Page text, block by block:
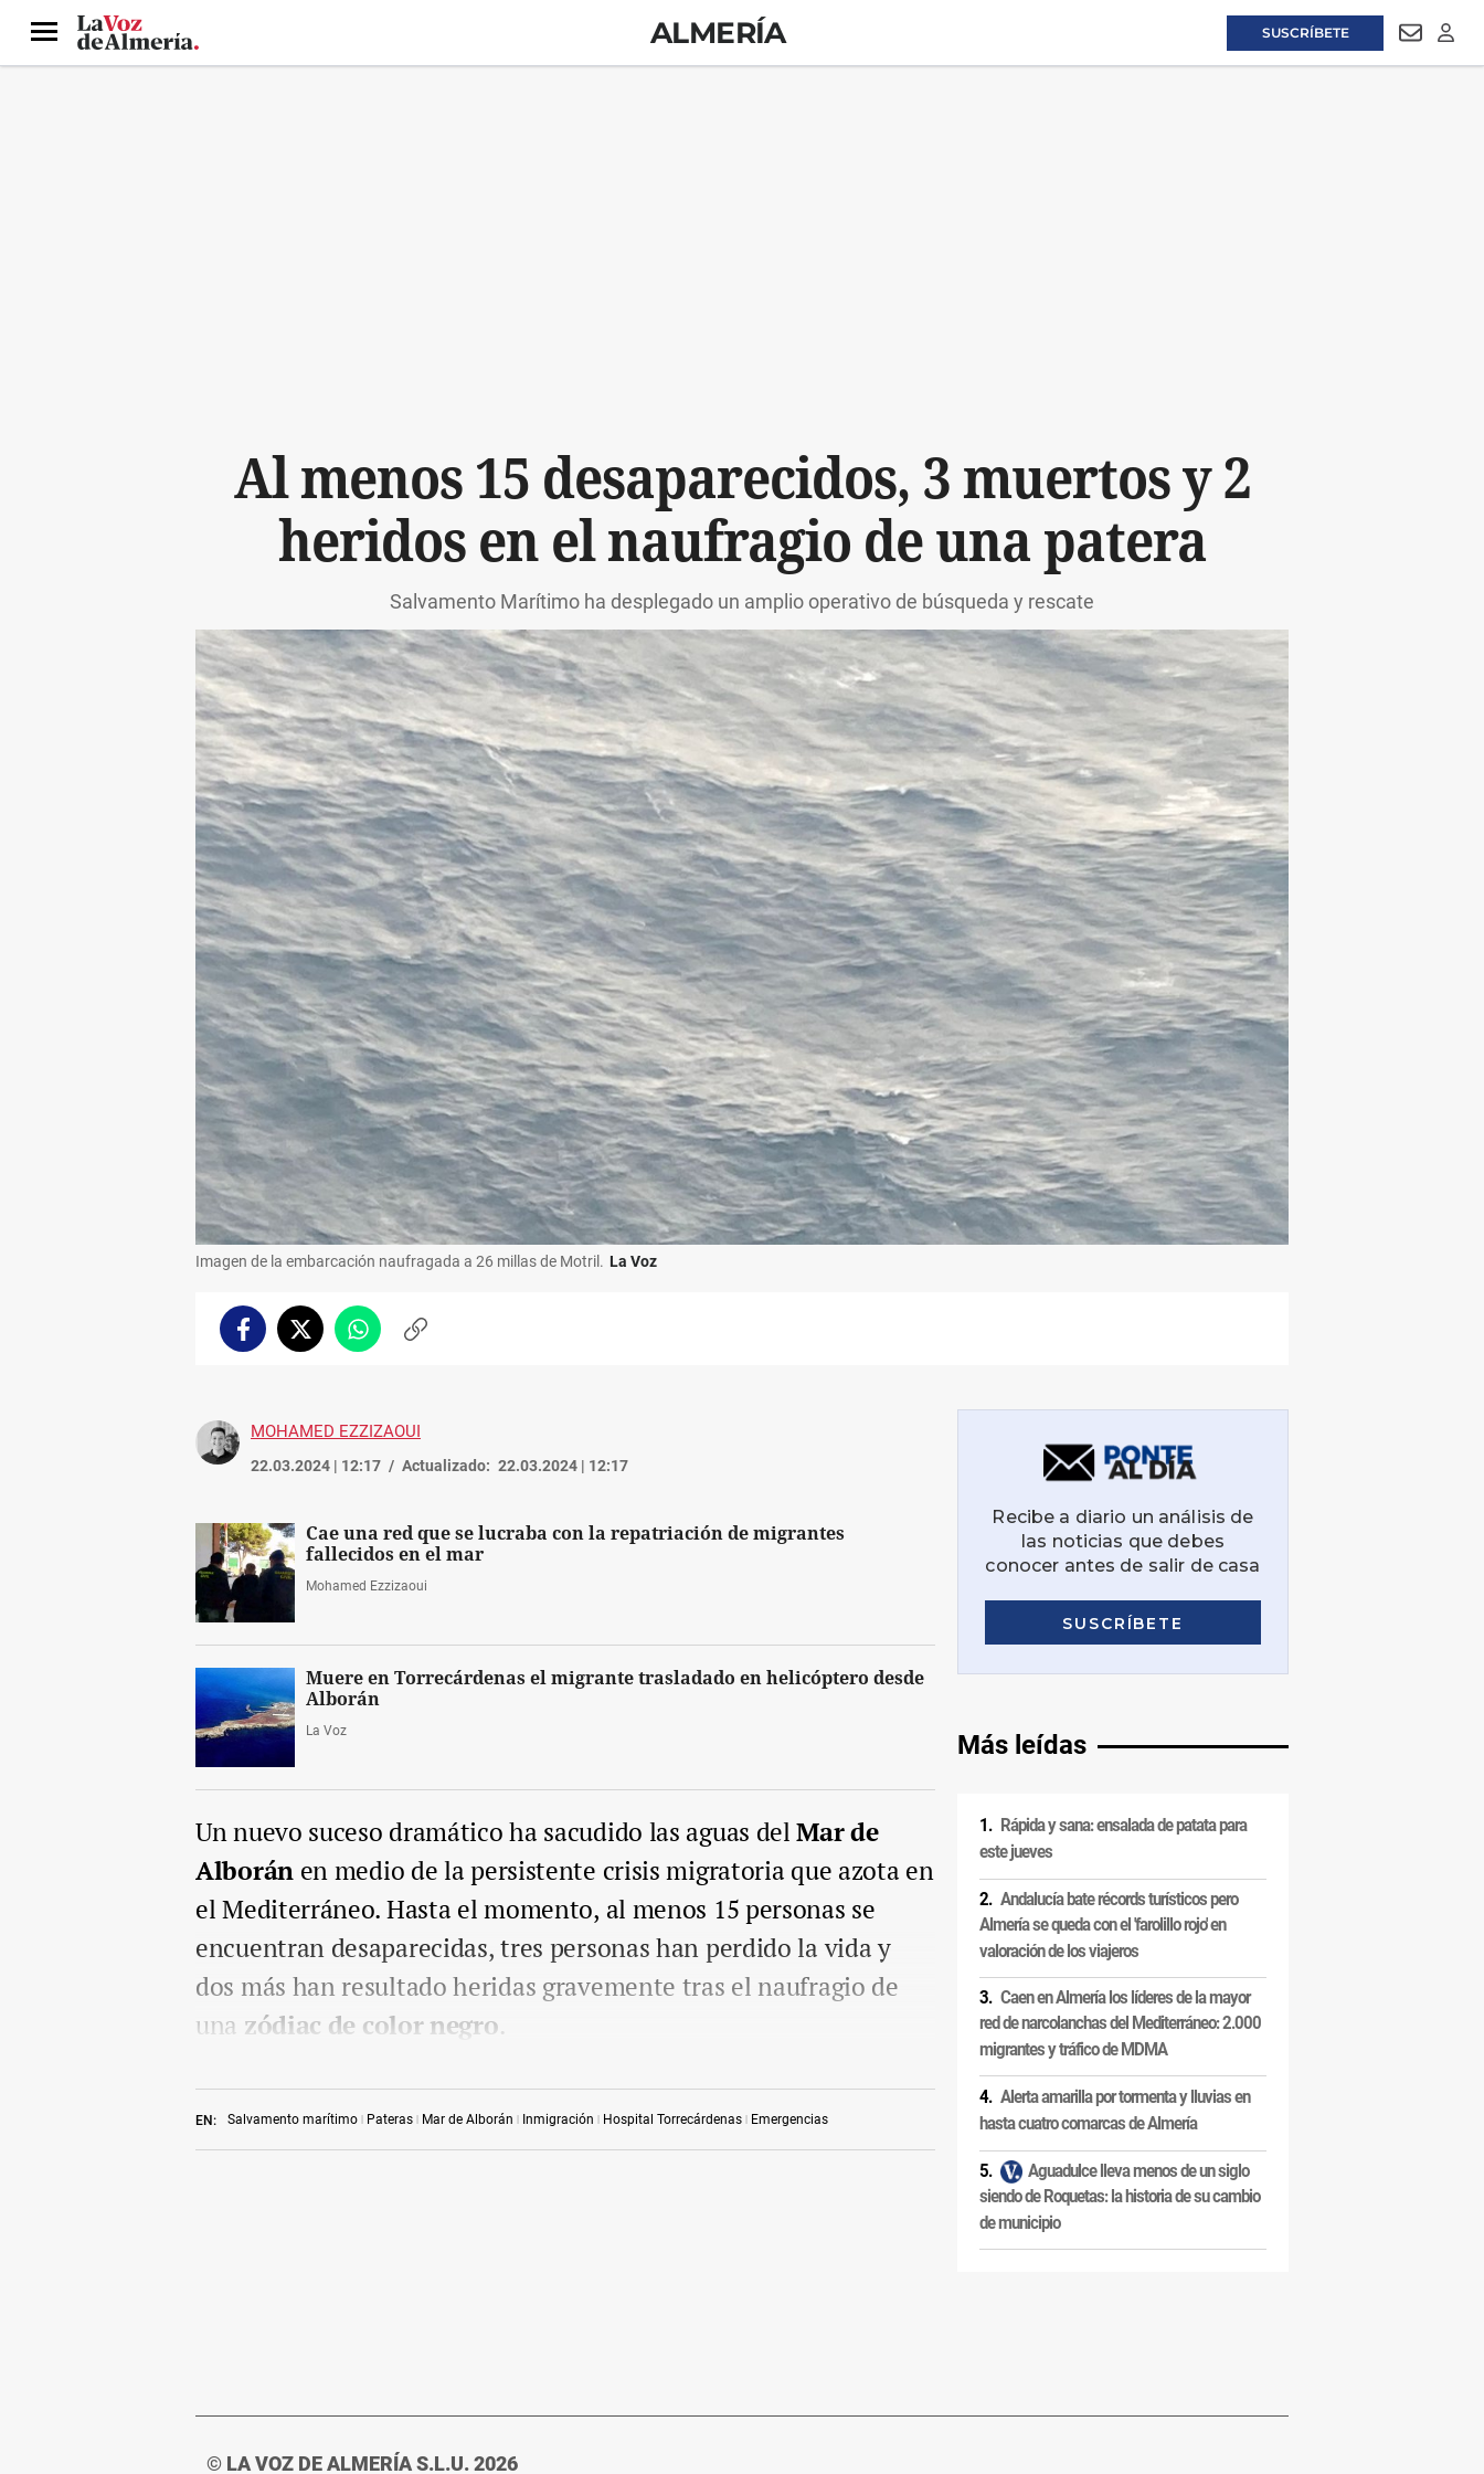
SUSCRÍBETE
Menú ALMERÍA
Al menos 15 desaparecidos, 3 muertos y 2
heridos en el naufragio de una patera
Salvamento Marítimo ha desplegado un amplio operativo de búsqueda y rescate
Imagen de la embarcación naufragada a 26 millas de Motril. La Voz
FacebookTwitterWhatsappCopiar
MOHAMED EZZIZAOUI
22.03.2024 | 12:17 Actualizado: 22.03.2024 | 12:17
EN: Salvamento marítimo Pateras Mar de Alborán Inmigración Hospital Torrecárdenas Emergencias
Cae una red que se lucraba con la repatriación de migrantes
fallecidos en el mar
Mohamed Ezzizaoui
Muere en Torrecárdenas el migrante trasladado en helicóptero desde
Alborán
La Voz
Un nuevo suceso dramático ha sacudido las aguas delMar de
Alboránen medio de la persistente crisis migratoria que azota en
el Mediterráneo. Hasta el momento, al menos 15 personas se
encuentran desaparecidas, tres personas han perdido la vida y
dos más han resultado heridas gravemente tras el naufragio de
una zódiac de color negro.
Más leídas
Rápida y sana: ensalada de patata para
este jueves
Andalucía bate récords turísticos pero
Almería se queda con el 'farolillo rojo' en
valoración de los viajeros
Caen en Almería los líderes de la mayor
red de narcolanchas del Mediterráneo: 2.000
migrantes y tráfico de MDMA
Alerta amarilla por tormenta y lluvias en
hasta cuatro comarcas de Almería
Aguadulce lleva menos de un siglo
siendo de Roquetas: la historia de su cambio
de municipio
© LA VOZ DE ALMERÍA S.L.U. 2026